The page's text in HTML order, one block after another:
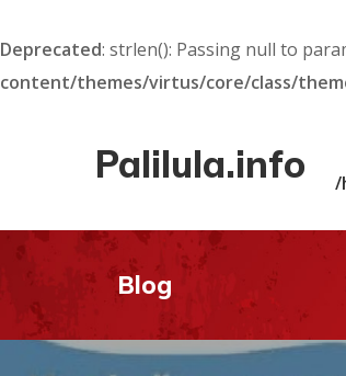
Deprecated: strlen(): Passing null to
content/themes/virtus/core/class/
Palilula.info
/
Blog